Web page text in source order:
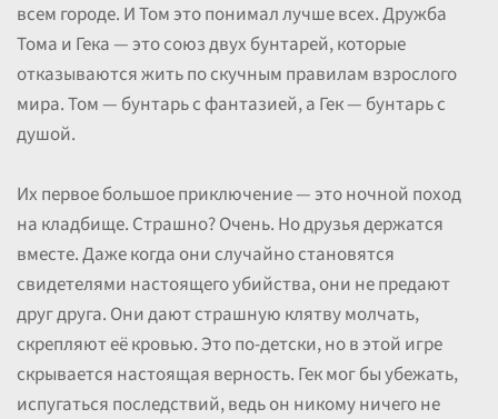
всем городе. И Том это понимал лучше всех. Дружба
Тома и Гека — это союз двух бунтарей, которые
отказываются жить по скучным правилам взрослого
мира. Том — бунтарь с фантазией, а Гек — бунтарь с
душой.
Их первое большое приключение — это ночной поход
на кладбище. Страшно? Очень. Но друзья держатся
вместе. Даже когда они случайно становятся
свидетелями настоящего убийства, они не предают
друг друга. Они дают страшную клятву молчать,
скрепляют её кровью. Это по-детски, но в этой игре
скрывается настоящая верность. Гек мог бы убежать,
испугаться последствий, ведь он никому ничего не